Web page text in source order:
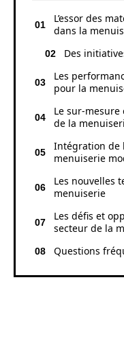
L’essor des
dans la
Des
Les
pour la
Le sur-mesure
de la
Intégration de
menuiserie
Les nouvelles
menuiserie
Les défis et
secteur de la
Questions